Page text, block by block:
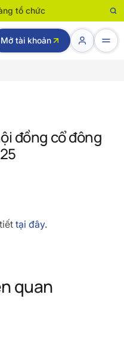
tổ chức
Mở tài khoản
đồng cổ đông
tại đây.
quan